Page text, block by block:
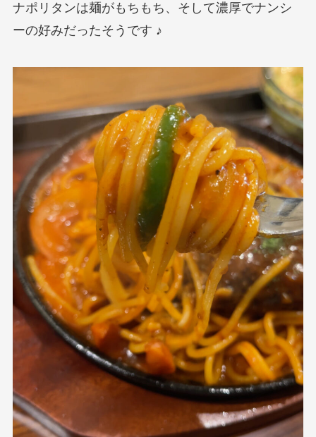
ナポリタンは麺がもちもち、そして濃厚でナンシ
ーの好みだったそうです ♪